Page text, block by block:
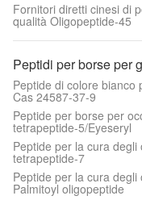
Fornitori diretti cinesi di
qualità Oligopeptide-45
Peptidi per borse per
Peptide di colore bianco
Cas 24587-37-9
Peptide per borse per
tetrapeptide-5/Eyeseryl
Peptide per la cura
tetrapeptide-7
Peptide per la cura
Palmitoyl oligopeptide